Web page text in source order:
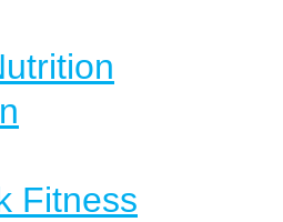
Fitness